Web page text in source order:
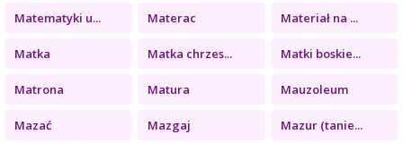
Matematyki u... Materac Materiał na ...
Matka Matka chrzes... Matki boskie...
Matrona Matura Mauzoleum
Mazać Mazgaj Mazur (tanie...